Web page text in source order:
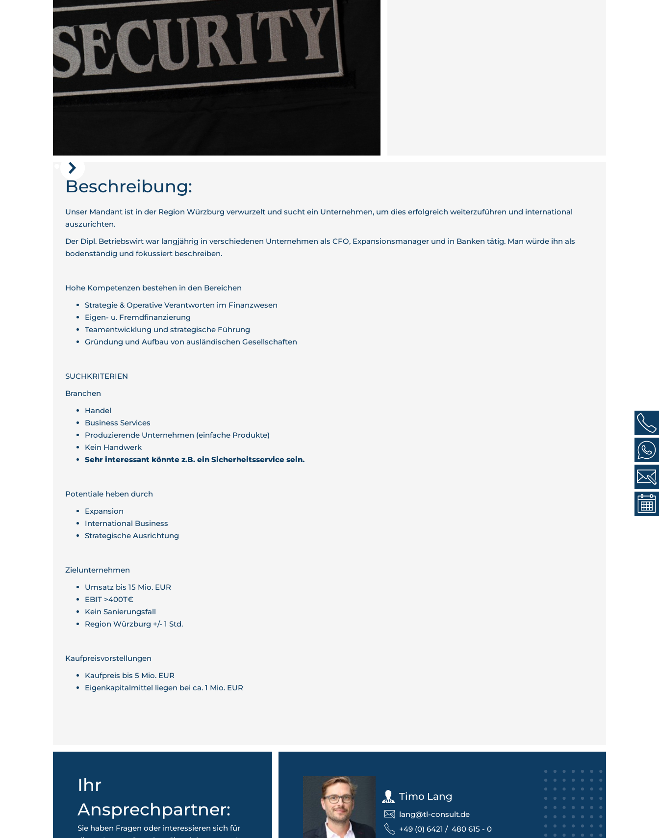
Beschreibung:
Unser Mandant ist in der Region Würzburg verwurzelt und sucht ein Unternehmen, um dies erfolgreich weiterzuführen und international
auszurichten.
Der Dipl. Betriebswirt war langjährig in verschiedenen Unternehmen als CFO, Expansionsmanager und in Banken tätig. Man würde ihn als
bodenständig und fokussiert beschreiben.
Hohe Kompetenzen bestehen in den Bereichen
Strategie & Operative Verantworten im Finanzwesen
Eigen- u. Fremdfinanzierung
Teamentwicklung und strategische Führung
Gründung und Aufbau von ausländischen Gesellschaften
SUCHKRITERIEN
Branchen
Handel
Business Services
Produzierende Unternehmen (einfache Produkte)
Kein Handwerk
Sehr interessant könnte z.B. ein Sicherheitsservice sein.
Potentiale heben durch
Expansion
International Business
Strategische Ausrichtung
Zielunternehmen
Umsatz bis 15 Mio. EUR
EBIT >400T€
Kein Sanierungsfall
Region Würzburg +/- 1 Std.
Kaufpreisvorstellungen
Kaufpreis bis 5 Mio. EUR
Eigenkapitalmittel liegen bei ca. 1 Mio. EUR
Ihr
Ansprechpartner:
Sie haben Fragen oder interessieren sich für
Timo Lang
lang@tl-consult.de
+49 (0) 6421 / 480 615 - 0